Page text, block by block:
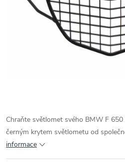
Chraňte světlomet svého BMW F
černým krytem světlometu od
informace